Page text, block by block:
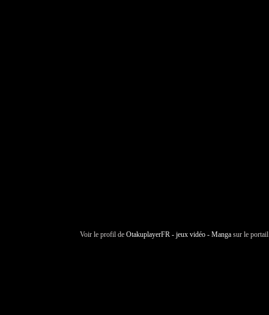
Voir le profil de OtakuplayerFR - jeux vidéo - Manga sur le